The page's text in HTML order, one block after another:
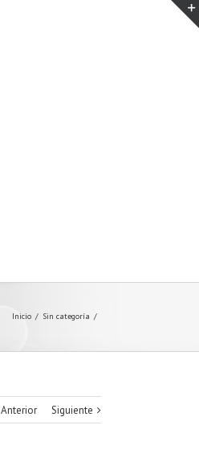
Inicio / Sin categoría /
Anterior Siguiente